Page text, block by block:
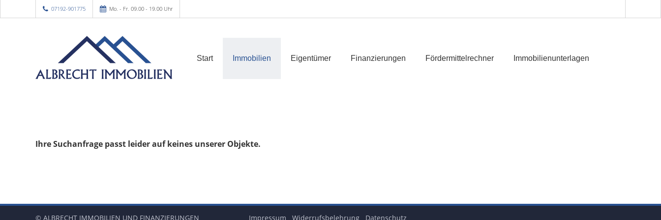
07192-901775 Mo. - Fr. 09.00 - 19.00 Uhr
Start Immobilien Eigentümer Finanzierungen Fördermittelrechner Immobilienunterlagen
Ihre Suchanfrage passt leider auf keines unserer Objekte.
© ALBRECHT IMMOBILIEN UND FINANZIERUNGEN
Impressum Widerrufsbelehrung
Datenschutz